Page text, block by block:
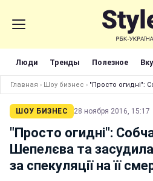
Люди Тренды Полезное
Главная › Шоу бизнес › "Просто огидні":
ШОУ БИЗНЕС 28 ноября 2016, 15:17
"Просто огидні":
Шепелєва та
за спекуляції на її